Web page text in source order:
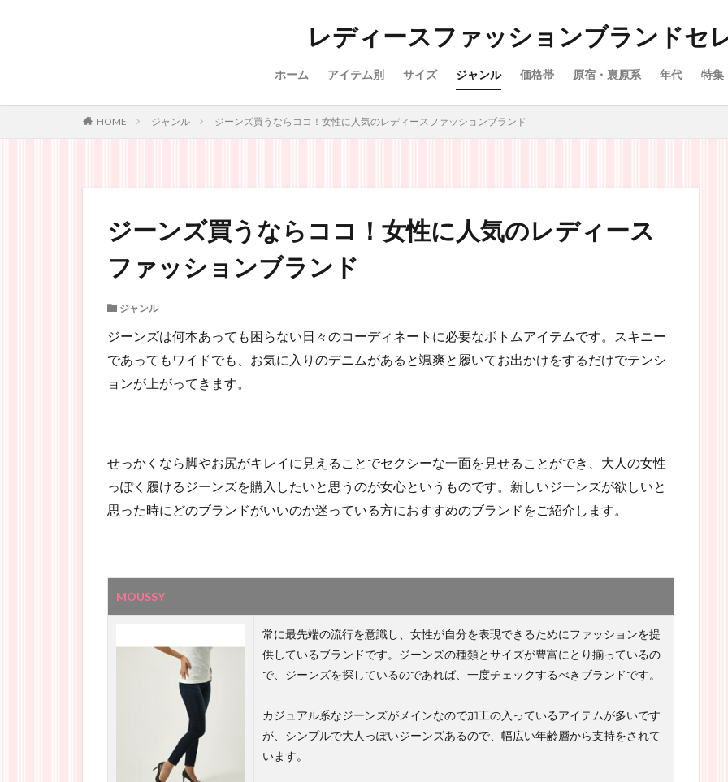
レディースファッションブランドセ
ホーム アイテム別 サイズ ジャンル 価格帯 原宿・裏原系 年代 特集
HOME ジャンル ジーンズ買うならココ！女性に人気のレディースファッションブランド
ジーンズ買うならココ！女性に人気のレディース
ファッションブランド
ジャンル
ジーンズは何本あっても困らない日々のコーディネートに必要なボトムアイテムです。スキニー
であってもワイドでも、お気に入りのデニムがあると颯爽と履いてお出かけをするだけでテンシ
ョンが上がってきます。
せっかくなら脚やお尻がキレイに見えることでセクシーな一面を見せることができ、大人の女性
っぽく履けるジーンズを購入したいと思うのが女心というものです。新しいジーンズが欲しいと
思った時にどのブランドがいいのか迷っている方におすすめのブランドをご紹介します。
MOUSSY
常に最先端の流行を意識し、女性が自分を表現できるためにファッションを提
供しているブランドです。ジーンズの種類とサイズが豊富にとり揃っているの
で、ジーンズを探しているのであれば、一度チェックするべきブランドです。
カジュアル系なジーンズがメインなので加工の入っているアイテムが多いです
が、シンプルで大人っぽいジーンズあるので、幅広い年齢層から支持をされて
います。